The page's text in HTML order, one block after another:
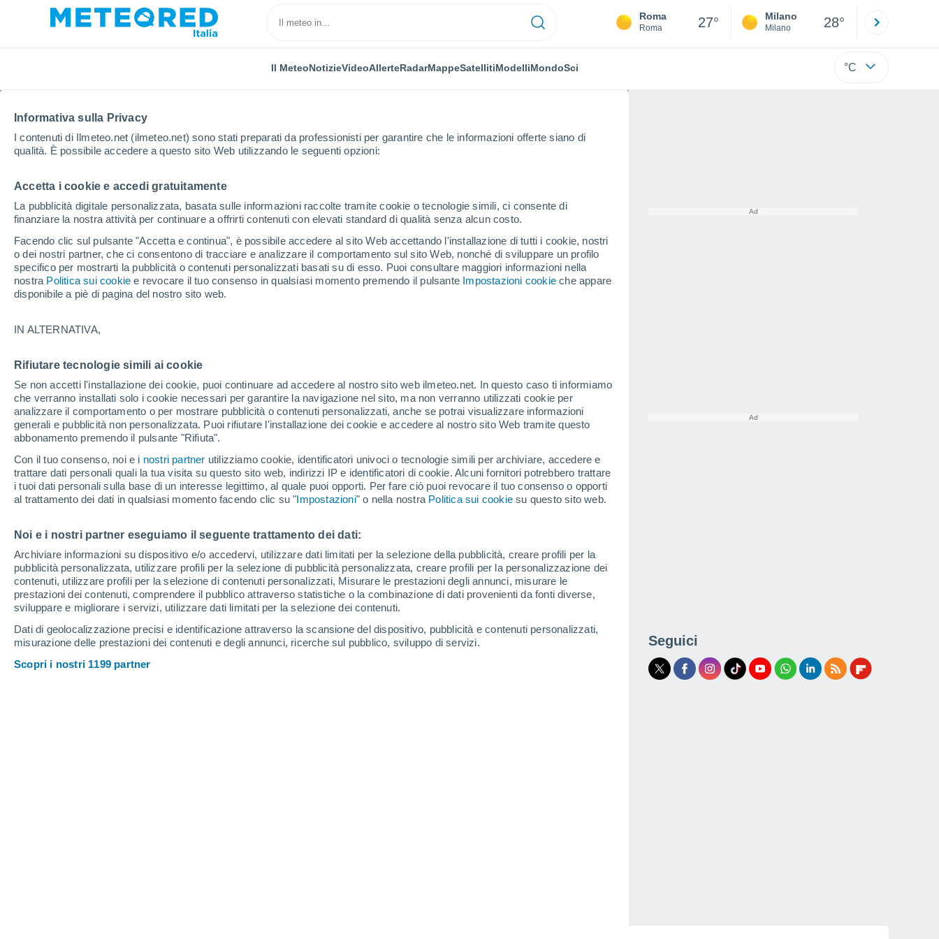
Informativa sulla Privacy
I contenuti di Ilmeteo.net (ilmeteo.net) sono stati preparati da professionisti per garantire che le informazioni offerte siano di
qualità. È possibile accedere a questo sito Web utilizzando le seguenti opzioni:
Accetta i cookie e accedi gratuitamente
La pubblicità digitale personalizzata, basata sulle informazioni raccolte tramite cookie o tecnologie simili, ci consente di
finanziare la nostra attività per continuare a offrirti contenuti con elevati standard di qualità senza alcun costo.
Facendo clic sul pulsante "Accetta e continua", è possibile accedere al sito Web accettando l'installazione di tutti i cookie, nostri
o dei nostri partner, che ci consentono di tracciare e analizzare il comportamento sul sito Web, nonché di sviluppare un profilo
specifico per mostrarti la pubblicità o contenuti personalizzati basati su di esso. Puoi consultare maggiori informazioni nella
nostra Politica sui cookie e revocare il tuo consenso in qualsiasi momento premendo il pulsante Impostazioni cookie che appare
disponibile a piè di pagina del nostro sito web.
IN ALTERNATIVA,
Rifiutare tecnologie simili ai cookie
Se non accetti l'installazione dei cookie, puoi continuare ad accedere al nostro sito web ilmeteo.net. In questo caso ti informiamo
che verranno installati solo i cookie necessari per garantire la navigazione nel sito, ma non verranno utilizzati cookie per
analizzare il comportamento o per mostrare pubblicità o contenuti personalizzati, anche se potrai visualizzare informazioni
generali e pubblicità non personalizzata. Puoi rifiutare l'installazione dei cookie e accedere al nostro sito Web tramite questo
abbonamento premendo il pulsante "Rifiuta".
Con il tuo consenso, noi e i nostri partner utilizziamo cookie, identificatori univoci o tecnologie simili per archiviare, accedere e
trattare dati personali quali la tua visita su questo sito web, indirizzi IP e identificatori di cookie. Alcuni fornitori potrebbero trattare
i tuoi dati personali sulla base di un interesse legittimo, al quale puoi opporti. Per fare ciò puoi revocare il tuo consenso o opporti
al trattamento dei dati in qualsiasi momento facendo clic su "Impostazioni" o nella nostra Politica sui cookie su questo sito web.
Noi e i nostri partner eseguiamo il seguente trattamento dei dati:
Archiviare informazioni su dispositivo e/o accedervi, utilizzare dati limitati per la selezione della pubblicità, creare profili per la
pubblicità personalizzata, utilizzare profili per la selezione di pubblicità personalizzata, creare profili per la personalizzazione dei
contenuti, utilizzare profili per la selezione di contenuti personalizzati, Misurare le prestazioni degli annunci, misurare le
prestazioni dei contenuti, comprendere il pubblico attraverso statistiche o la combinazione di dati provenienti da fonti diverse,
sviluppare e migliorare i servizi, utilizzare dati limitati per la selezione dei contenuti.
Dati di geolocalizzazione precisi e identificazione attraverso la scansione del dispositivo, pubblicità e contenuti personalizzati,
misurazione delle prestazioni dei contenuti e degli annunci, ricerche sul pubblico, sviluppo di servizi.
Scopri i nostri 1199 partner
Roma
Roma 27° Milano
Milano 28°
Il MeteoNotizieVideoAllerteRadarMappeSatellitiModelliMondoSci °C
Home Spagna Castiglia e León
Il Meteo nella Provincia di Valladolid
Oggi, 6 agosto Tutto il giorno Simbolo
34°
16°
17°
Medina del
Campo
16°
Medina de
de Pililla
34°
16°
Olmedo
34°
17°
33°
16°
33°
Roales de
Campos
33°
16°
Santa
Eufemia del
Arroyo
34°
16°
Castrodeza
16°
Esguevillas
de Esgueva
34°
17°
Siete
Iglesias de
Trabancos
35°
17°
Valladolid
Seguici